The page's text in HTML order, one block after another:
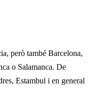
però també Barcelona,
o Salamanca. De
Estambul i en general